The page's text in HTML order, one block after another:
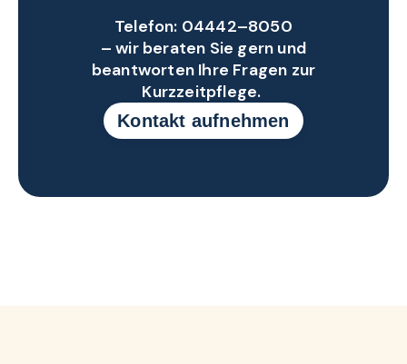
Telefon: 04442–8050
– wir beraten Sie gern und
beantworten Ihre Fragen zur
Kurzzeitpflege.
Kontakt aufnehmen